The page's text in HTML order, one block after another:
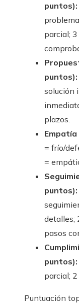
puntos):
parcial;
puntos):
solución
plazos.
= frío/
=
puntos):
detalles;
pasos
puntos):
parcial;
Puntuación